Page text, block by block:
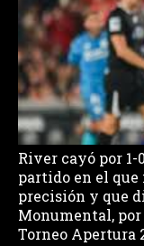
River cayó por
partido en el que
precisión y que
Monumental,
Torneo Apertura